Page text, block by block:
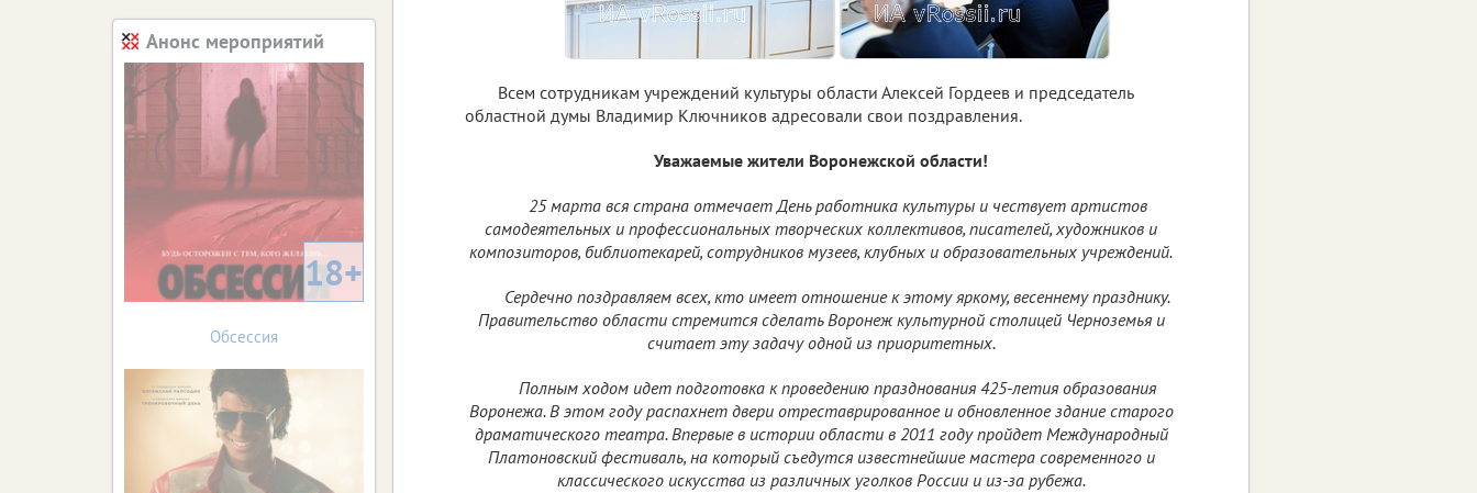
Всем сотрудникам учреждений культуры области Алексей Гордеев и председатель
областной думы Владимир Ключников адресовали свои поздравления.
Уважаемые жители Воронежской области!
25 марта вся страна отмечает День работника культуры и чествует артистов
самодеятельных и профессиональных творческих коллективов, писателей, художников и
композиторов, библиотекарей, сотрудников музеев, клубных и образовательных учреждений.
Сердечно поздравляем всех, кто имеет отношение к этому яркому, весеннему празднику.
Правительство области стремится сделать Воронеж культурной столицей Черноземья и
считает эту задачу одной из приоритетных.
Полным ходом идет подготовка к проведению празднования 425-летия образования
Воронежа. В этом году распахнет двери отреставрированное и обновленное здание старого
драматического театра. Впервые в истории области в 2011 году пройдет Международный
Платоновский фестиваль, на который съедутся известнейшие мастера современного и
классического искусства из различных уголков России и из-за рубежа.
Анонс мероприятий
18+
Обсессия